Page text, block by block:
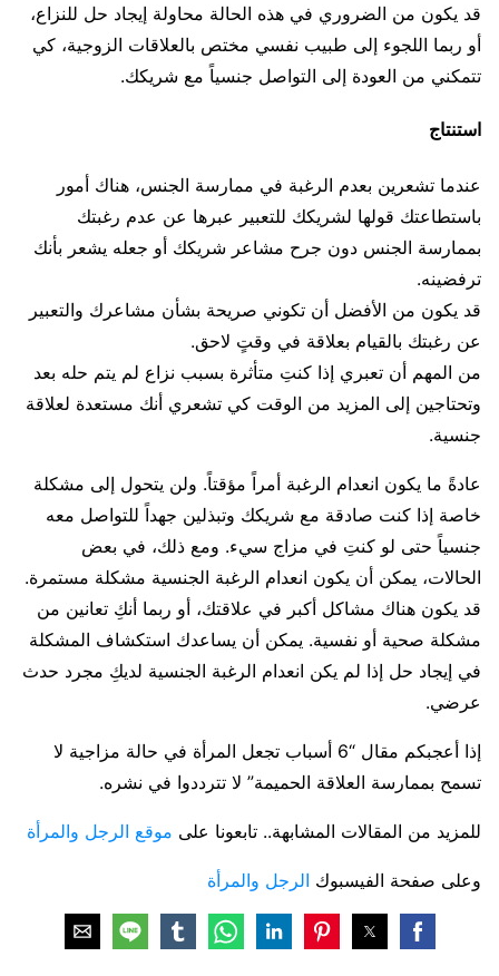
قد يكون من الضروري في هذه الحالة محاولة إيجاد حل للنزاع،
أو ربما اللجوء إلى طبيب نفسي مختص بالعلاقات الزوجية، كي
تتمكني من العودة إلى التواصل جنسياً مع شريكك.
استنتاج
عندما تشعرين بعدم الرغبة في ممارسة الجنس، هناك أمور
باستطاعتك قولها لشريكك للتعبير عبرها عن عدم رغبتك
بممارسة الجنس دون جرح مشاعر شريكك أو جعله يشعر بأنك
ترفضينه.
قد يكون من الأفضل أن تكوني صريحة بشأن مشاعرك والتعبير
عن رغبتك بالقيام بعلاقة في وقتٍ لاحق.
من المهم أن تعبري إذا كنتِ متأثرة بسبب نزاع لم يتم حله بعد
وتحتاجين إلى المزيد من الوقت كي تشعري أنك مستعدة لعلاقة
جنسية.
عادةً ما يكون انعدام الرغبة أمراً مؤقتاً. ولن يتحول إلى مشكلة
خاصة إذا كنت صادقة مع شريكك وتبذلين جهداً للتواصل معه
جنسياً حتى لو كنتِ في مزاج سيء. ومع ذلك، في بعض
الحالات، يمكن أن يكون انعدام الرغبة الجنسية مشكلة مستمرة.
قد يكون هناك مشاكل أكبر في علاقتك، أو ربما أنكِ تعانين من
مشكلة صحية أو نفسية. يمكن أن يساعدك استكشاف المشكلة
في إيجاد حل إذا لم يكن انعدام الرغبة الجنسية لديكِ مجرد حدث
عرضي.
إذا أعجبكم مقال “6 أسباب تجعل المرأة في حالة مزاجية لا
تسمح بممارسة العلاقة الحميمة” لا تترددوا في نشره.
للمزيد من المقالات المشابهة.. تابعونا على موقع الرجل والمرأة
وعلى صفحة الفيسبوك الرجل والمرأة